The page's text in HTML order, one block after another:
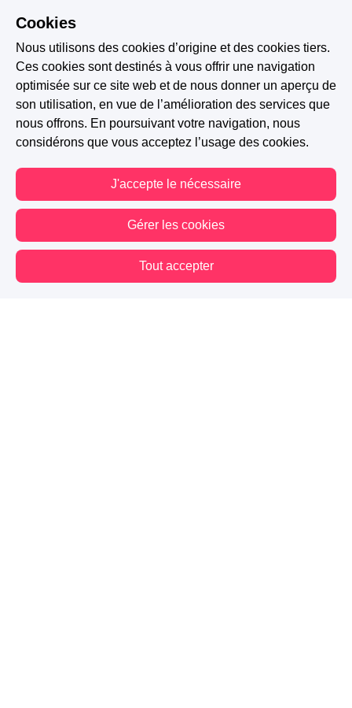
Cookies
Nous utilisons des cookies d’origine et des cookies tiers.
Ces cookies sont destinés à vous offrir une navigation
optimisée sur ce site web et de nous donner un aperçu de
son utilisation, en vue de l’amélioration des services que
nous offrons. En poursuivant votre navigation, nous
considérons que vous acceptez l’usage des cookies.
J'accepte le nécessaire
Gérer les cookies
Tout accepter